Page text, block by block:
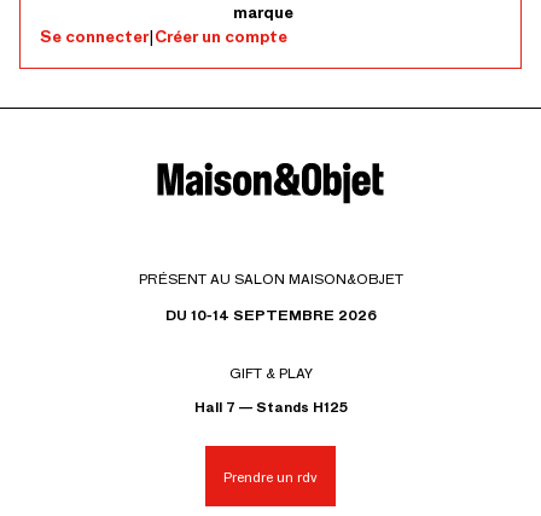
marque
Se connecter|Créer un compte
PRÉSENT AU SALON MAISON&OBJET
DU 10-14 SEPTEMBRE 2026
GIFT & PLAY
Hall 7 — Stands H125
Prendre un rdv